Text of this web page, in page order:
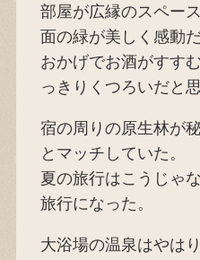
部屋が広縁のスペー
面の緑が美しく感動だ
おかげでお酒がすす
っきりくつろいだと思
宿の周りの原生林が
とマッチしていた。
夏の旅行はこうじゃ
旅行になった。
大浴場の温泉はやは